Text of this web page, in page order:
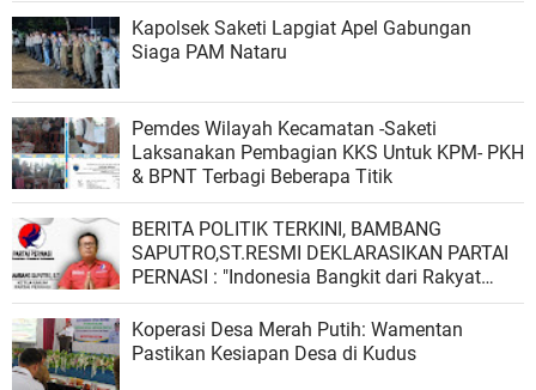
Kapolsek Saketi Lapgiat Apel Gabungan
Siaga PAM Nataru
Pemdes Wilayah Kecamatan -Saketi
Laksanakan Pembagian KKS Untuk KPM- PKH
& BPNT Terbagi Beberapa Titik
BERITA POLITIK TERKINI, BAMBANG
SAPUTRO,ST.RESMI DEKLARASIKAN PARTAI
PERNASI : "Indonesia Bangkit dari Rakyat
untuk Rakyat"
Koperasi Desa Merah Putih: Wamentan
Pastikan Kesiapan Desa di Kudus